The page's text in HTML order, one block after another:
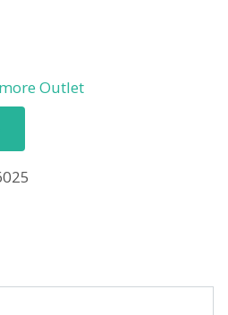
Outlet